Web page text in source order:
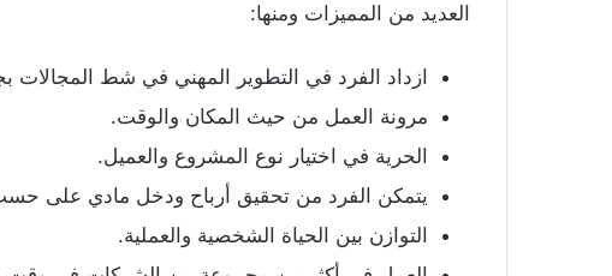
العديد من المميزات ومنها:
ازداد الفرد في التطوير المهني في شط المجالات
مرونة العمل من حيث المكان والوقت.
الحرية في اختيار نوع المشروع والعميل.
يتمكن الفرد من تحقيق أرباح ودخل مادي على حسب
التوازن بين الحياة الشخصية والعملية.